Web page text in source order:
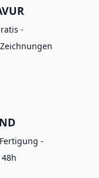
-
-